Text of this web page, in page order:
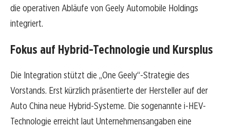
die operativen Abläufe von Geely Automobile Holdings
integriert.
Fokus auf Hybrid-Technologie und Kursplus
Die Integration stützt die „One Geely“-Strategie des
Vorstands. Erst kürzlich präsentierte der Hersteller auf der
Auto China neue Hybrid-Systeme. Die sogenannte i-HEV-
Technologie erreicht laut Unternehmensangaben eine